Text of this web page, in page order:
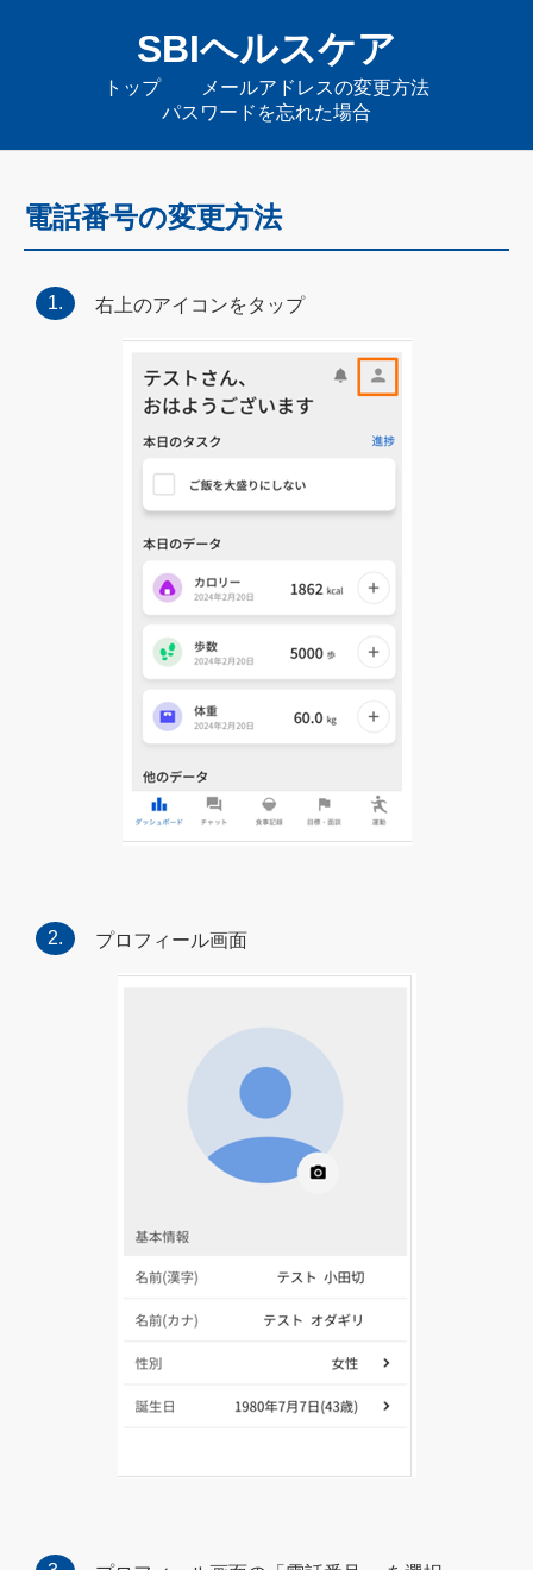
SBIヘルスケア
トップ
メールアドレスの変更方法
パスワードを忘れた場合
電話番号の変更方法
右上のアイコンをタップ
プロフィール画面